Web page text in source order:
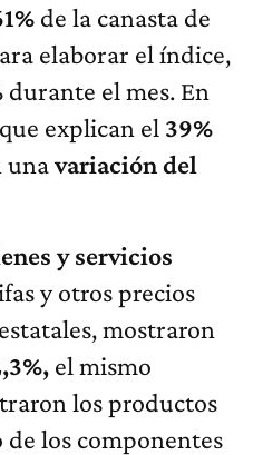
de la canasta de
elaborar el índice,
durante el mes. En
que explican el 39%
unavariación del
y servicios
y otros precios
mostraron
el mismo
los productos
de los componentes